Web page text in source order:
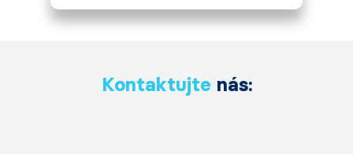
Kontaktujte nás: